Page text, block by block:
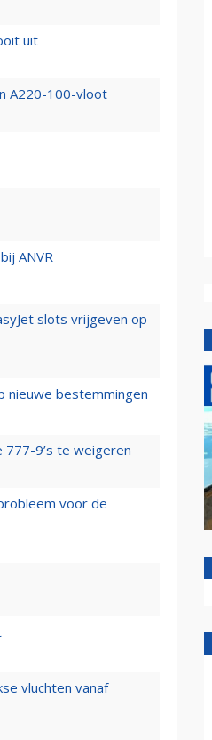
uit
A220-100-vloot
ANVR
slots vrijgeven op
nieuwe bestemmingen
9’s te weigeren
voor de
vluchten vanaf